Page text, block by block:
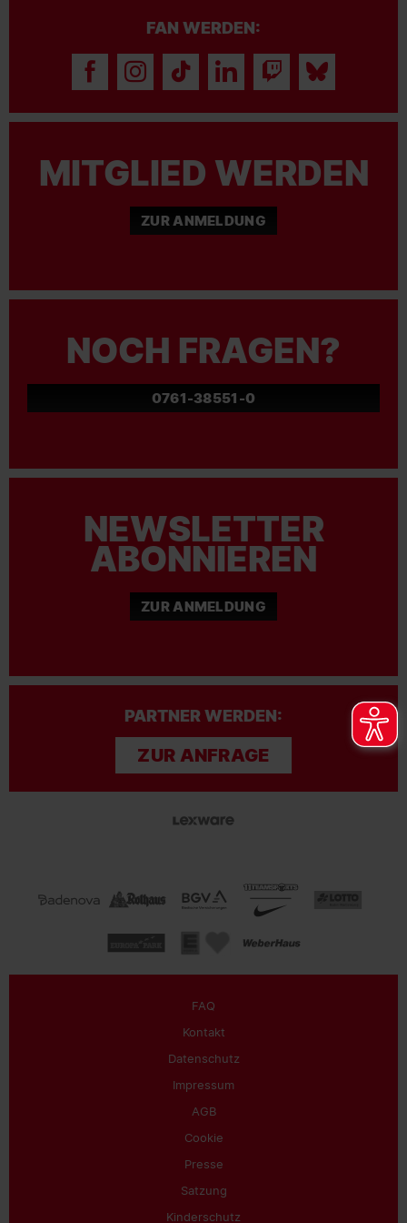
FAN WERDEN:
MITGLIED WERDEN
ZUR ANMELDUNG
NOCH FRAGEN?
0761-38551-0
NEWSLETTER
ABONNIEREN
ZUR ANMELDUNG
PARTNER WERDEN:
ZUR ANFRAGE
FAQ
Kontakt
Datenschutz
Impressum
AGB
Cookie
Presse
Satzung
Kinderschutz